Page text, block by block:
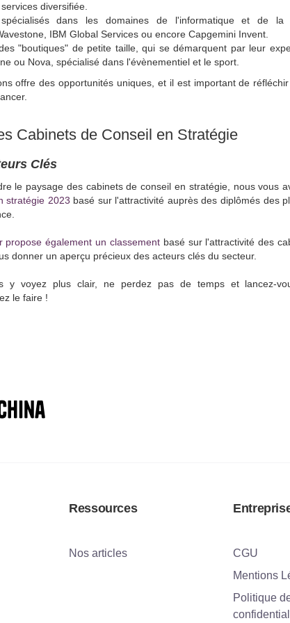
diversifiée.
dans les domaines de l'informatique et de la
IBM Global Services ou encore Capgemini Invent.
"boutiques" de petite taille, qui se démarquent par leur
ou Nova, spécialisé dans l'évènementiel et le sport.
offre des opportunités uniques, et il est important de
Cabinets de Conseil en Stratégie
Clés
le paysage des cabinets de conseil en stratégie, nous vous
stratégie 2023 basé sur l'attractivité auprès des diplômés des
propose également un classementbasé sur l'attractivité des
donner un aperçu précieux des acteurs clés du secteur.
y voyez plus clair, ne perdez pas de temps et lancez-
le faire !
Ressources
Nos articles
CGU
Mentions
Politique